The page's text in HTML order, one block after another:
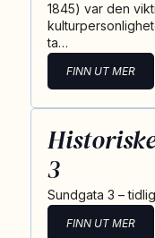
1845) var den
ta…
FINN UT MER
3
Sundgata 3 –
FINN UT MER